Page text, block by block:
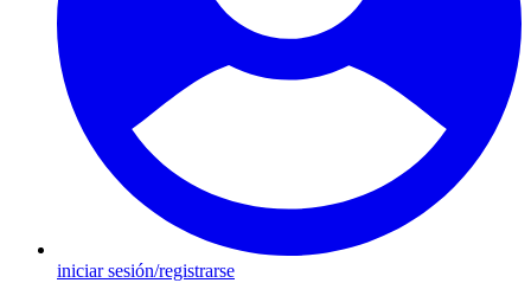
iniciar sesión/registrarse